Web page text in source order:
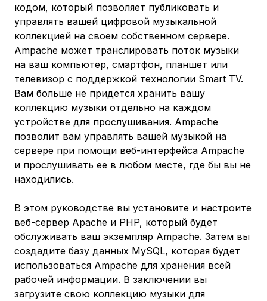
кодом, который позволяет публиковать и
управлять вашей цифровой музыкальной
коллекцией на своем собственном сервере.
Ampache может транслировать поток музыки
на ваш компьютер, смартфон, планшет или
телевизор с поддержкой технологии Smart TV.
Вам больше не придется хранить вашу
коллекцию музыки отдельно на каждом
устройстве для прослушивания. Ampache
позволит вам управлять вашей музыкой на
сервере при помощи веб-интерфейса Ampache
и прослушивать ее в любом месте, где бы вы не
находились.
В этом руководстве вы установите и настроите
веб-сервер Apache и PHP, который будет
обслуживать ваш экземпляр Ampache. Затем вы
создадите базу данных MySQL, которая будет
использоваться Ampache для хранения всей
рабочей информации. В заключении вы
загрузите свою коллекцию музыки для